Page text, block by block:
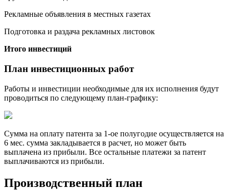
Рекламные объявления в местных газетах
Подготовка и раздача рекламных листовок
Итого инвестиций
План инвестиционных работ
Работы и инвестиции необходимые для их исполнения будут
проводиться по следующему план-графику:
Сумма на оплату патента за 1-ое полугодие осуществляется на
6 мес. сумма закладывается в расчет, но может быть
выплачена из прибыли. Все остальные платежи за патент
выплачиваются из прибыли.
Производственный план